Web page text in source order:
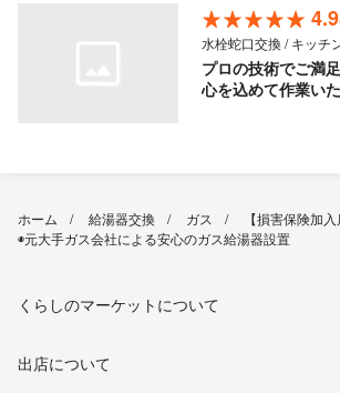
水栓蛇口交換 / キッチ
プロの技術でご満
心を込めて作業い
ホーム 給湯器交換 ガス
【損害保険加
◉元大手ガス会社による安心のガス給湯器設置
くらしのマーケットについて
出店について